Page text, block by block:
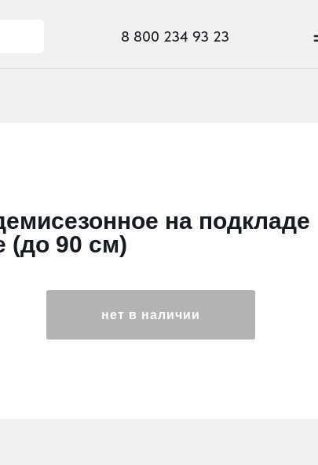
8 800 234 93 23
на подкладе
(до 90 см)
нет в наличии